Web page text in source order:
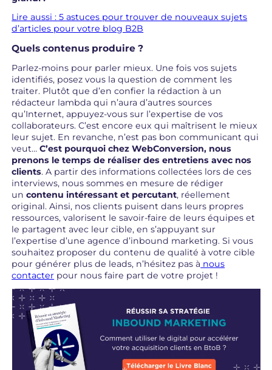
Lire aussi : 5 astuces pour trouver de nouveaux sujets
d’articles pour votre blog B2B
Quels contenus produire ?
Parlez-moins pour parler mieux. Une fois vos sujets
identifiés, posez vous la question de comment les
traiter. Plutôt que d’en confier la rédaction à un
rédacteur lambda qui n’aura d’autres sources
qu’Internet, appuyez-vous sur l’expertise de vos
collaborateurs. C’est encore eux qui maîtrisent le mieux
leur sujet. En revanche, n’est pas bon communicant qui
veut…C’est pourquoi chez WebConversion, nous
prenons le temps de réaliser des entretiens avec nos
clients. A partir des informations collectées lors de ces
interviews, nous sommes en mesure de rédiger
uncontenu intéressant et percutant, réellement
original. Ainsi, nos clients puisent dans leurs propres
ressources, valorisent le savoir-faire de leurs équipes et
le partagent avec leur cible, en s’appuyant sur
l’expertise d’une agence d’inbound marketing. Si vous
souhaitez proposer du contenu de qualité à votre cible
pour générer plus de leads, n’hésitez pas à nous
contacter pour nous faire part de votre projet !